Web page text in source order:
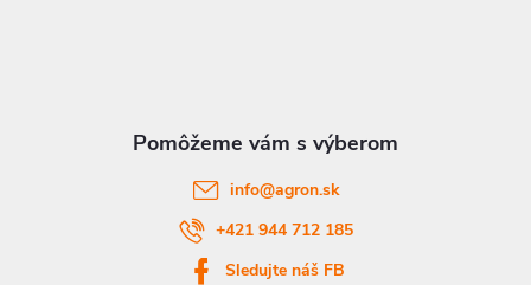
info@agron.sk
+421 944 712 185
Sledujte náš FB